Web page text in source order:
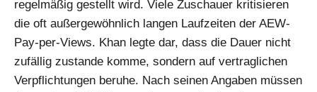
regelmäßig gestellt wird. Viele Zuschauer kritisieren
die oft außergewöhnlich langen Laufzeiten der AEW-
Pay-per-Views. Khan legte dar, dass die Dauer nicht
zufällig zustande komme, sondern auf vertraglichen
Verpflichtungen beruhe. Nach seinen Angaben müssen